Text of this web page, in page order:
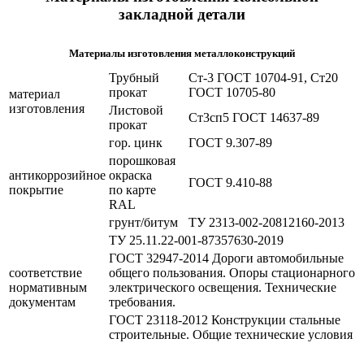
закладной детали
Материалы изготовления металлоконструкций
материал
изготовления
Трубный
прокат
Ст-3 ГОСТ 10704-91, Ст20
ГОСТ 10705-80
Листовой
прокат
Ст3сп5 ГОСТ 14637-89
антикоррозийное
покрытие
гор. цинк
ГОСТ 9.307-89
порошковая
окраска
по карте
RAL
ГОСТ 9.410-88
грунт/битум ТУ 2313-002-20812160-2013
соответствие
нормативным
документам
ТУ 25.11.22-001-87357630-2019
ГОСТ 32947-2014 Дороги автомобильные
общего пользования. Опоры стационарного
электрического освещения. Технические
требования.
ГОСТ 23118-2012 Конструкции стальные
строительные. Общие технические условия